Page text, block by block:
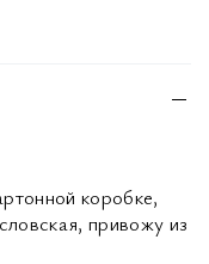
коробке,
привожу из